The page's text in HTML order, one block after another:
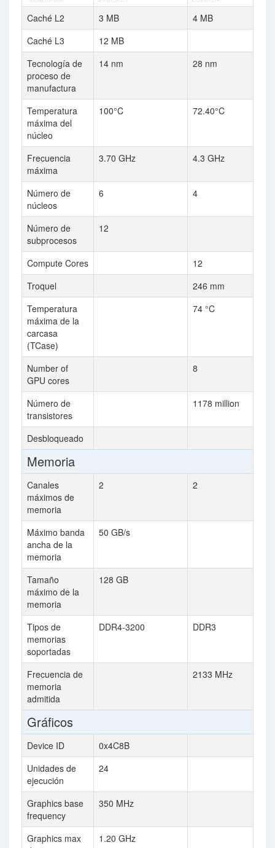
Caché L2
3 MB
4 MB
Caché L3
12 MB
Tecnología de
proceso de
manufactura
14 nm 28 nm
Temperatura
máxima del
núcleo
100°C 72.40°C
Frecuencia
máxima
3.70 GHz 4.3 GHz
Número de
núcleos
6 4
Número de
subprocesos
12
Compute Cores
12
Troquel
246 mm
Temperatura
máxima de la
carcasa
(TCase)
74 °C
Number of
GPU cores
8
Número de
transistores
1178 million
Desbloqueado
Memoria
Canales
máximos de
memoria
2 2
Máximo banda
ancha de la
memoria
50 GB/s
Tamaño
máximo de la
memoria
128 GB
Tipos de
memorias
soportadas
DDR4-3200 DDR3
Frecuencia de
memoria
admitida
2133 MHz
Gráficos
Device ID
0x4C8B
Unidades de
ejecución
24
Graphics base
frequency
350 MHz
Graphics max
1.20 GHz